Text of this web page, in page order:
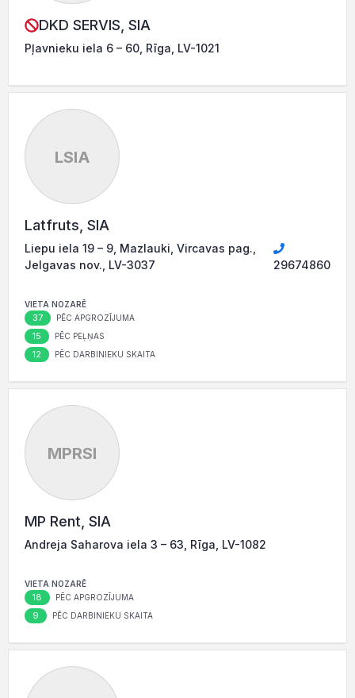
DKD SERVIS, SIA
Pļavnieku iela 6 – 60, Rīga, LV-1021
LSIA
Latfruts, SIA
Liepu iela 19 – 9, Mazlauki, Vircavas pag.,
Jelgavas nov., LV-3037
29674860
VIETA NOZARĒ
37 PĒC APGROZĪJUMA
15 PĒC PEĻŅAS
12 PĒC DARBINIEKU SKAITA
MPRSI
MP Rent, SIA
Andreja Saharova iela 3 – 63, Rīga, LV-1082
VIETA NOZARĒ
18 PĒC APGROZĪJUMA
9 PĒC DARBINIEKU SKAITA